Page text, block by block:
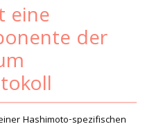
eine
der
Hashimoto-spezifischen